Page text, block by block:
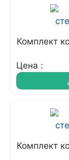
Комплект
Цена :
Комплект